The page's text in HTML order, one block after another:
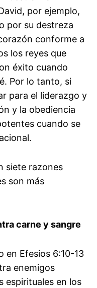
por ejemplo,
por su destreza
conforme a
los reyes que
éxito cuando
Por lo tanto, si
para el liderazgo y
y la obediencia
cuando se
siete razones
son más
carne y sangre
en Efesios 6:10-13
enemigos
espirituales en los